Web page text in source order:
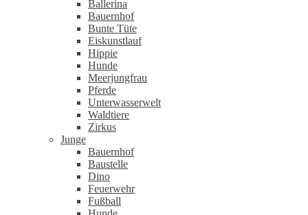
Ballerina
Bauernhof
Bunte Tüte
Eiskunstlauf
Hippie
Hunde
Meerjungfrau
Pferde
Unterwasserwelt
Waldtiere
Zirkus
Junge
Bauernhof
Baustelle
Dino
Feuerwehr
Fußball